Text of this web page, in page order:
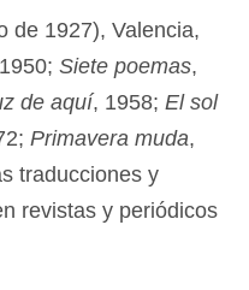
de 1927), Valencia,
Siete poemas,
de aquí, 1958; El sol
Primavera muda,
traducciones y
revistas y periódicos